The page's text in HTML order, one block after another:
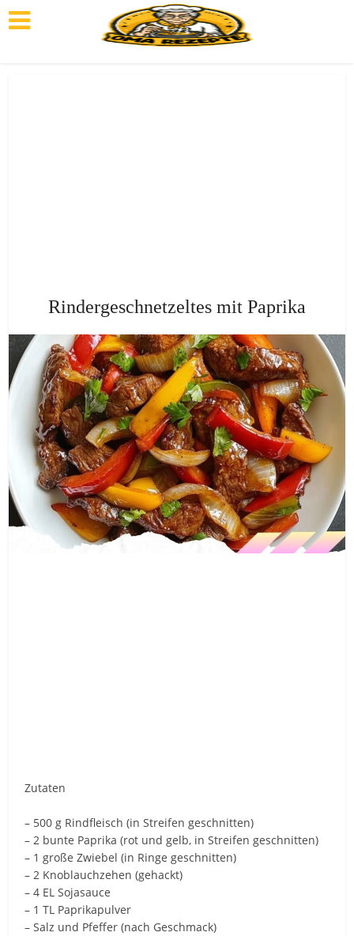
Rindergeschnetzeltes mit Paprika
Zutaten
– 500 g Rindfleisch (in Streifen geschnitten)
– 2 bunte Paprika (rot und gelb, in Streifen geschnitten)
– 1 große Zwiebel (in Ringe geschnitten)
– 2 Knoblauchzehen (gehackt)
– 4 EL Sojasauce
– 1 TL Paprikapulver
– Salz und Pfeffer (nach Geschmack)